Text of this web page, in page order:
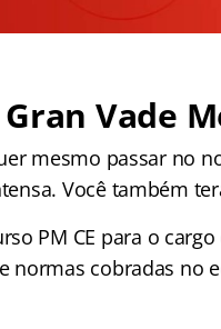
Vade
mesmo passar no
Você também
PM CE para o
normas cobradas no